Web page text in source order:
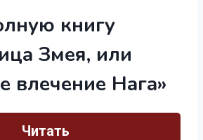
книгу
Змея, или
влечение Нага»
Читать